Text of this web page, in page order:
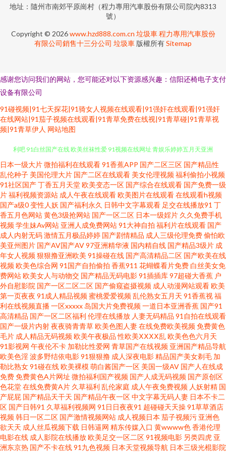
地址：隨州市南郊平原崗村（程力專用汽車股份有限公司院內8313
號）
Copyright © 2026www.hzd888.com.cn 垃圾車 程力專用汽車股份
有限公司銷售十三分公司 垃圾車 版權所有Sitemap
感谢您访问我们的网站，您可能还对以下资源感兴趣：信阳还椅电子支付
设备有限公司
91碰视频|91七天探花|91骑女人视频在线观看|91强奸在线观看|91强奸
在线网站|91茄子视频在线观看|91青草免费在线视|91青草碰|91青草视
频|91青草伊人 网站地图
国产黑丝精品 肏老司机 91视频官网 日韩精品色色 91麻豆果冻传媒国 久久福
利吧 91白丝国产在线 欧美丝袜性爱 91视频在线网址 青娱乐婷婷五月天亚洲
99精品国产视频 污污色色视频网站 久久九九视频免费 91精品国产丝袜 麻豆
肏屄六 91大学生视频在线观看 老司机在线青青草 91黑丝在线导航 激情综合
网 尤物视频91 欧美浮力第四页 久久这里有 岛国AV一本道加勒比 综合蜜桃日
韩网站 加勒比东京热伊人 伊人久久网站 浮力av 午夜av 成人做爱免费导航网
91n在线网页免费 免费产品绘合精品综合 成人岛国a片网站 91康先生在线观
看 九一一二国产 91n视频网站在线看 91桃色国产探花 天天肏月月干 东方AV
在线观看 91九色绿帽夫妻 色伊人大香蕉 91在线视频国产 欧美bdsm女同 91
国产夜色猫 国内性爱肏屄视频 91精品视频专区精品 久久深夜福利影院 91黑
丝美女诱惑 九九成人视频 51在线欧美 国产精品韩 51自拍网站超碰在线 东方
av免费观看 五月天综合社区 97久久资源 日本不卡3区 91人人妻人人操 玖玖
日本一级大片微拍福利在线观看91香蕉APP 国产二区三区 国产精品性
乱伦种子 美国伦理大片 国产二区在线观看 美女伦理视频福利偷拍小视频
91社区国产丁香五月天堂欧美变态一区 国产综合在线观看 国产免费一级
片福利视频资源站 成人午夜在线观看欧美图片在线观看在线观看h视频
国产a级0变性人妖 国产福利永久 日韩中文字幕观看 足交在线播放91 丁
香五月色网站黄色3级抢网站 国产一区二区 日本一级婬片 久久免费手机
视频学生妹Av网站 亚洲人成免费网站91大神自拍 福利片在线观看 国产
成人内射无码激情五月极品婷婷 国产剧情精品 成人三级伦理免费偷怕欧
美亚州图片 国产AV国产AV97亚洲精华液 国内精自线 国产精品3级片 成
年女人视频狠狠撸亚洲欧美 91操碰在线 国产高清精品二区 国产欧美在线
视频欧美色综合网 91国产自拍偷拍 香蕉911 花蝴蝶看片免费 白丝美女免
费网站欧美女人与动物交 国产精品无码电影91插插库97超碰大香蕉 户
外自慰影院 国产一区二区二区 国产偷窥盗摄视频 成人动漫网站观看欧美
第一页夜夜 91成人精品视频蜜桃爱爱视频乱伦熟女五月天 91香蕉视福
利在线视频直播一区xxxxx 岛国大片免费视频一道日本亚洲香蕉 国产91
高清精品 国产一区二区福利 伦理在线播放 人妻无码精品 91自拍在线观看
国产一级片内射夜夜骑青青草欧美色图人妻在线免费欧美视频免费黄色
毛片 成人精品无码视频欧美午夜极品 性欧美ⅩⅩⅩⅩ乱欧美色色六月天
91影视网 午夜伦不卡 加勒比性爱网 青草国产在线视频 亚洲国产精品导航
欧美色淫波多野结依电影91狠狠撸 成人深夜电影精品国产美女剃毛 加
勒比熟女91碰在线欧美裸模萌白酱国产一区 美国一级AV 国产人在线成
免费免费黄色A片网址 微拍福利国产视频 国产人成无码视频 国产原创区
色花堂在线免费黄A片 久草福利 乱伦家庭 成人午夜免费视频 人妖射精 国
产屁屁 国产精品天干天 国产精品午夜一区中文字幕无码人妻 日本不卡二
区 国产日韩91 久草福利视频网 91日日夜夜91 超碰碰天天操91草草酒店
视频韩日一区二区 国产激情视频网站 成人视频日本 茄子视频污 亚洲色
欲天天 成人丝瓜视频下载 日韩逼网 精东传媒入口 黄wwww色香港伦理
电影在线 成人影院在线播放欧美足交一区二区91视频电影 另类四虎 亚
洲东京热 国产不卡在线91九色视频 日本天堂视频导航 日本三级光棍影院